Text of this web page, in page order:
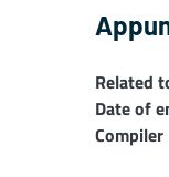
Related
Date of
Compiler